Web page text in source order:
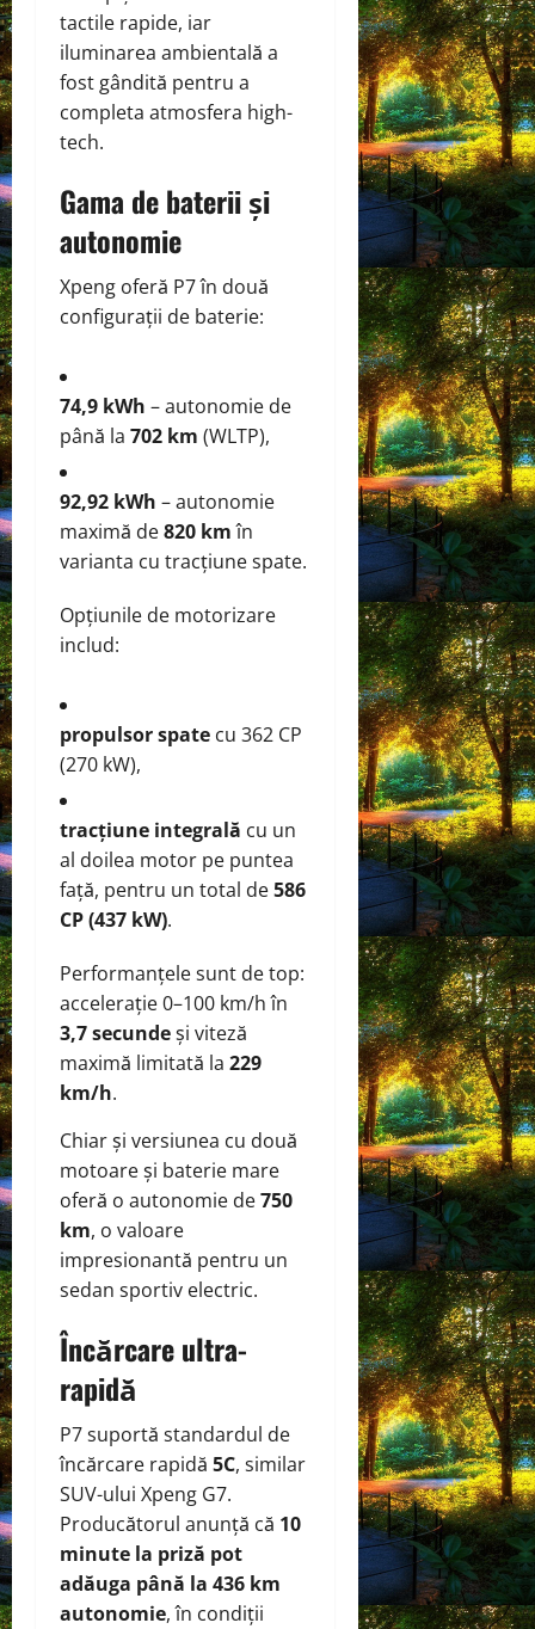
tactile rapide, iar
iluminarea ambientală a
fost gândită pentru a
completa atmosfera high-
tech.
Gama de baterii și
autonomie
Xpeng oferă P7 în două
configurații de baterie:
74,9 kWh – autonomie de
până la 702 km (WLTP),
92,92 kWh – autonomie
maximă de820 kmîn
varianta cu tracțiune spate.
Opțiunile de motorizare
includ:
propulsor spate cu 362 CP
(270 kW),
tracțiune integrală cu un
al doilea motor pe puntea
față, pentru un total de586
CP (437 kW).
Performanțele sunt de top:
accelerație 0–100 km/h în
3,7 secundeși viteză
maximă limitată la 229
km/h.
Chiar și versiunea cu două
motoare și baterie mare
oferă o autonomie de750
km, o valoare
impresionantă pentru un
sedan sportiv electric.
Încărcare ultra-
rapidă
P7 suportă standardul de
încărcare rapidă 5C, similar
SUV-ului Xpeng G7.
Producătorul anunță că 10
minute la priză pot
adăuga până la 436 km
autonomie, în condiții